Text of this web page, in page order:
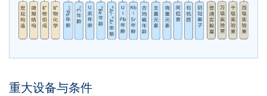
重大设备与条件